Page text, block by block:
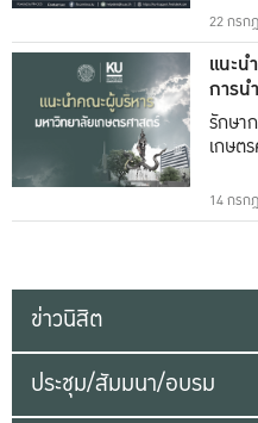
22 กรก
แนะน
การน
ธรรม
รักษา
เกษต
14 กรก
ข่าวนิสิต
ประชุม/สัมมนา/อบรม